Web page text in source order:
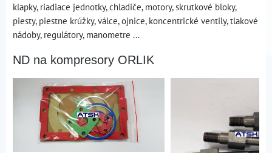
klapky, riadiace jednotky, chladiče, motory, skrutkové bloky,
piesty, piestne krúžky, válce, ojnice, koncentrické ventily, tlakové
nádoby, regulátory, manometre ...
ND na kompresory ORLIK